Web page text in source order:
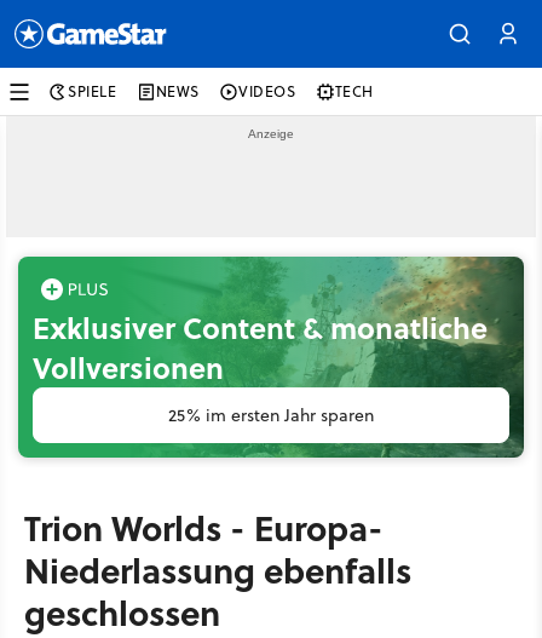
SPIELE NEWS VIDEOS TECH
Exklusiver Content & monatliche
Vollversionen
25% im ersten Jahr sparen
Trion Worlds - Europa-
Niederlassung ebenfalls
geschlossen